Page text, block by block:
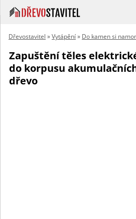
Dřevostavitel »Vytápění» Do kamen si
Zapuštění těles
do korpusu
dřevo